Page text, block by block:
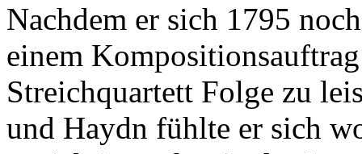
Nachdem er sich 1795
einem
Streichquartett Folge zu
und Haydn fühlte er sich